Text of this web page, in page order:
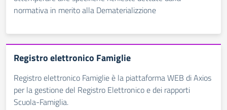
normativa in merito alla Dematerializzione
Registro elettronico Famiglie
Registro elettronico Famiglie è la piattaforma WEB di Axios
per la gestione del Registro Elettronico e dei rapporti
Scuola-Famiglia.